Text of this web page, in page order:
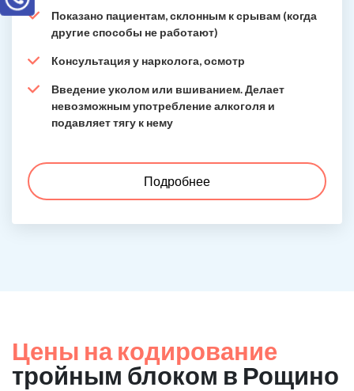
Показано пациентам, склонным к срывам (когда
другие способы не работают)
Консультация у нарколога, осмотр
Введение уколом или вшиванием. Делает
невозможным употребление алкоголя и
подавляет тягу к нему
Подробнее
Цены на кодирование
тройным блоком в Рощино